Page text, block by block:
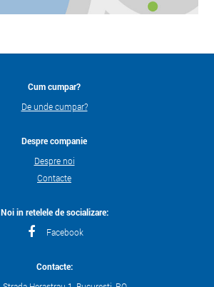
Cum cumpar?
De unde cumpar?
Despre companie
Despre noi
Contacte
Noi in retelele de socializare:
Facebook
Contacte: